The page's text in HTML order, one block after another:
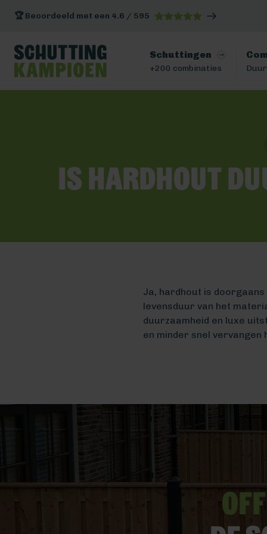
🏆 Beoordeeld met een 4.6 / 595
Schuttingen
+200 combinaties
Is Hardhout
Ja, hardhout is
levensduur van het
duurzaamheid en luxe
en minder snel